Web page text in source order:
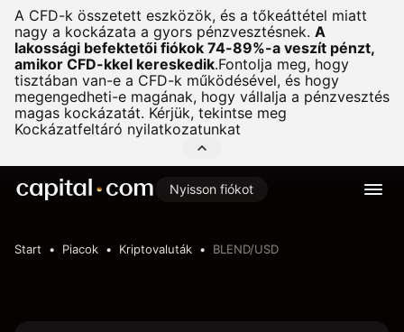
A CFD-k összetett eszközök, és a tőkeáttétel miatt
nagy a kockázata a gyors pénzvesztésnek. A
lakossági befektetői fiókok 74-89%-a veszít pénzt,
amikor CFD-kkel kereskedik.Fontolja meg, hogy
tisztában van-e a CFD-k működésével, és hogy
megengedheti-e magának, hogy vállalja a pénzvesztés
magas kockázatát. Kérjük, tekintse meg
Kockázatfeltáró nyilatkozatunkat
Nyisson fiókot
Start Piacok Kriptovaluták BLEND/USD